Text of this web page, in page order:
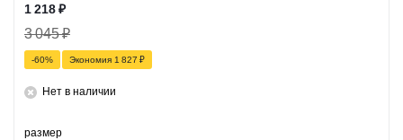
1 218₽
3 045₽
-60% Экономия 1 827 ₽
Нет в наличии
размер